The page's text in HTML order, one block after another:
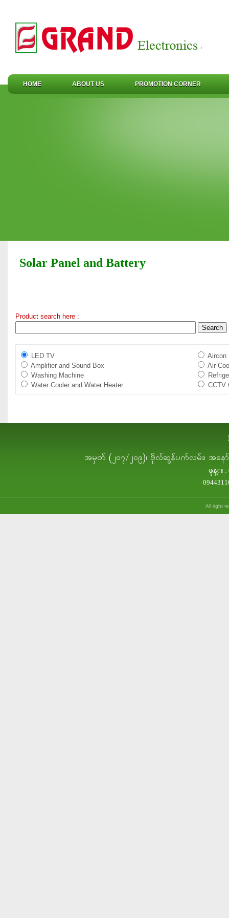
HOME ABOUT US PROMOTION CORNER
Solar Panel and Battery
Product search here :
LED TV
Amplifier and Sound Box
Washing Machine
Water Cooler and Water Heater
Aircon
Air
CCTV
အမှတ် (၂၀၇/၂၀၉)၊ ဗိုလ်ဆွန်ပက်လမ်း၊ အနော်
ဖုန္း :
All right